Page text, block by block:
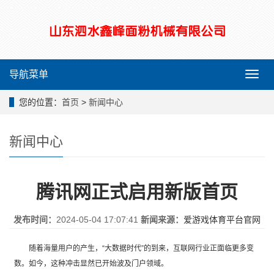
导
导航菜单
您的位置： 首页 > 新闻中心
新闻中心
腾讯网正式启用新版首页
发布时间： 2024-05-04 17:07:41 新闻来源： 爱游戏体育平台官网
随着海量用户的产生，“大数据时代”的到来，互联网行业正面临更多变
数。如今，这种冲击显然已开始波及门户领域。